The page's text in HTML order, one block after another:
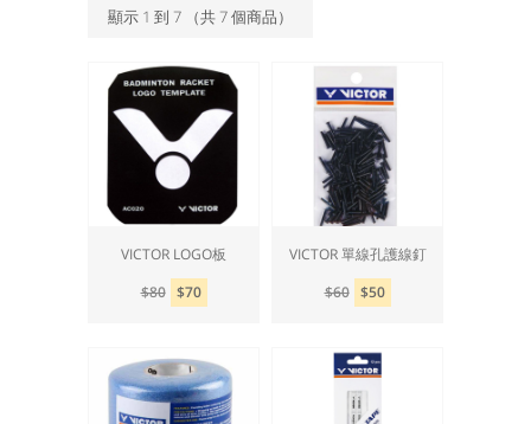
顯示 1 到 7 （共 7個商品）
VICTOR LOGO板
$80 $70
VICTOR 單線孔護線釘
$60 $50